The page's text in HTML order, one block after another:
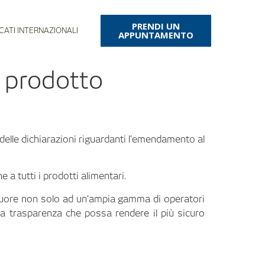
INTERNAZIONALI PRENDI UN
APPUNTAMENTO
prodotto
dichiarazioni riguardanti l’emendamento al
a tutti i prodotti alimentari.
non solo ad un’ampia gamma di operatori
che possa rendere il più sicuro